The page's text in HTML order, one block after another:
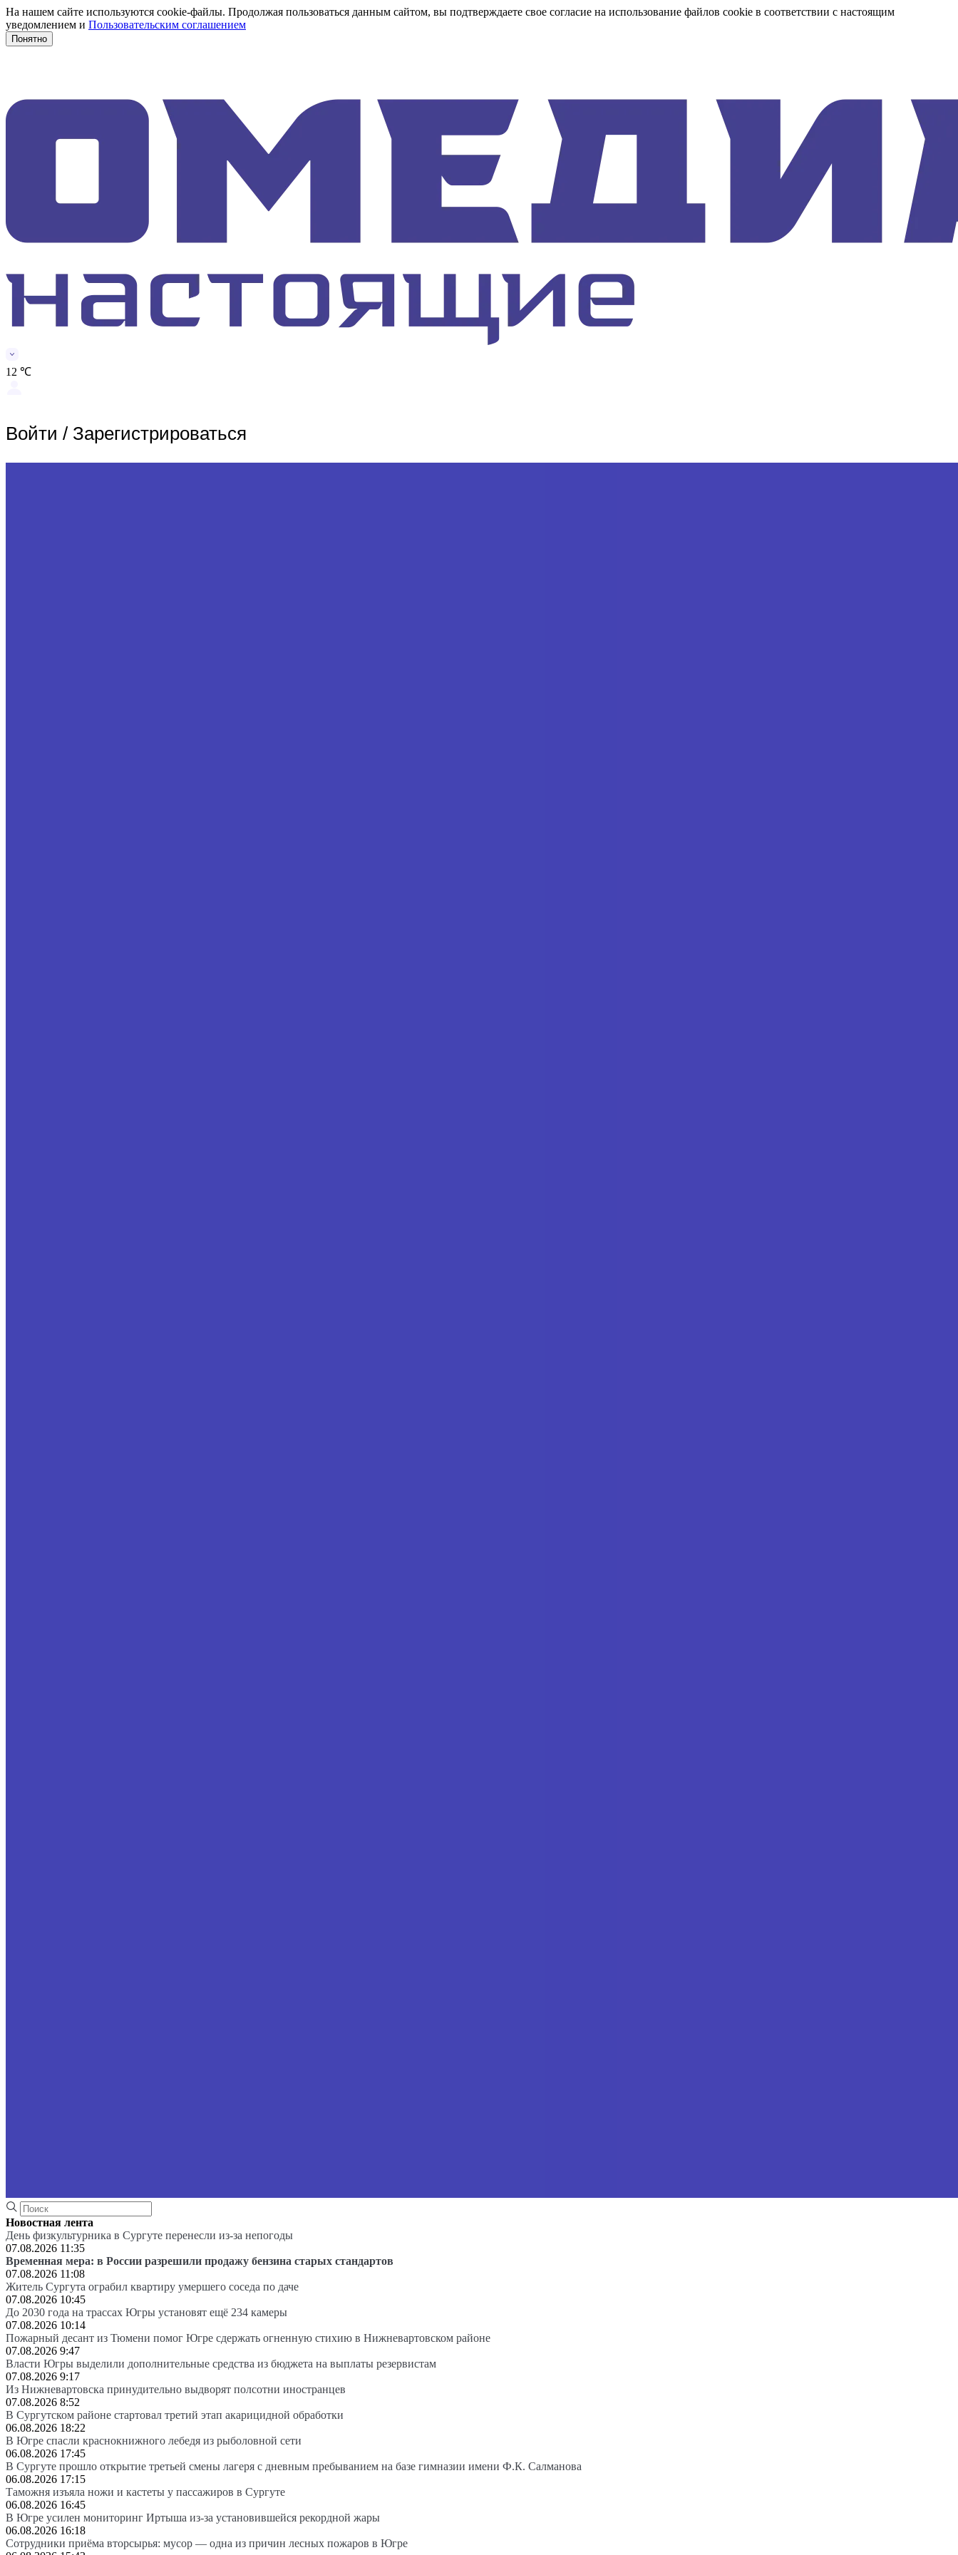
На нашем сайте используются cookie-файлы. Продолжая пользоваться данным сайтом, вы подтверждаете свое согласие на использование файлов cookie в соответствии с настоящим
уведомлением и Пользовательским соглашением
Понятно
12 ℃
Войти / Зарегистрироваться
Новостная лента
День физкультурника в Сургуте перенесли из-за непогоды
07.08.2026 11:35
Временная мера: в России разрешили продажу бензина старых стандартов
07.08.2026 11:08
Житель Сургута ограбил квартиру умершего соседа по даче
07.08.2026 10:45
До 2030 года на трассах Югры установят ещё 234 камеры
07.08.2026 10:14
Пожарный десант из Тюмени помог Югре сдержать огненную стихию в Нижневартовском районе
07.08.2026 9:47
Власти Югры выделили дополнительные средства из бюджета на выплаты резервистам
07.08.2026 9:17
Из Нижневартовска принудительно выдворят полсотни иностранцев
07.08.2026 8:52
В Сургутском районе стартовал третий этап акарицидной обработки
06.08.2026 18:22
В Югре спасли краснокнижного лебедя из рыболовной сети
06.08.2026 17:45
В Сургуте прошло открытие третьей смены лагеря с дневным пребыванием на базе гимназии имени Ф.К. Салманова
06.08.2026 17:15
Таможня изъяла ножи и кастеты у пассажиров в Сургуте
06.08.2026 16:45
В Югре усилен мониторинг Иртыша из-за установившейся рекордной жары
06.08.2026 16:18
Сотрудники приёма вторсырья: мусор — одна из причин лесных пожаров в Югре